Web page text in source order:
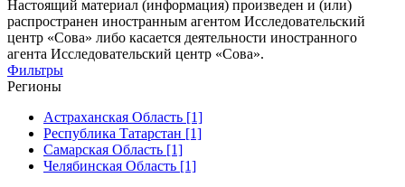
Настоящий материал (информация) произведен и (или)
распространен иностранным агентом Исследовательский
центр «Сова» либо касается деятельности иностранного
агента Исследовательский центр «Сова».
Фильтры
Регионы
Астраханская Область [1]
Республика Татарстан [1]
Самарская Область [1]
Челябинская Область [1]